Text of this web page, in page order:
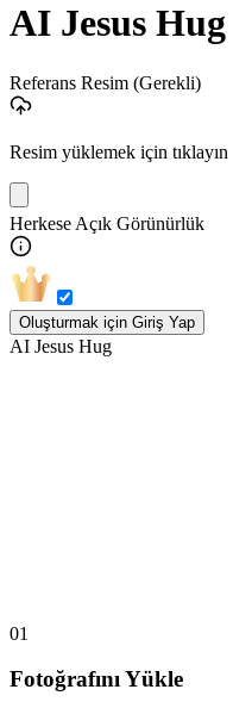
AI Jesus Hug
Referans Resim (Gerekli)
Resim yüklemek için tıklayın
Herkese Açık Görünürlük
Oluşturmak için Giriş Yap
AI Jesus Hug
01
Fotoğrafını Yükle